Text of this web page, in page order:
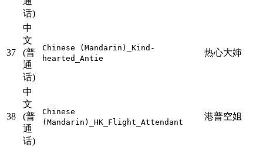
话)
37
中
文
(普
通
话)
Chinese (Mandarin)_Kind-
hearted_Antie
热心大婶
38
中
文
(普
通
话)
Chinese
(Mandarin)_HK_Flight_Attendant
港普空姐